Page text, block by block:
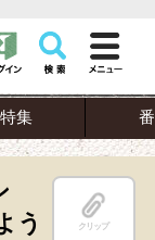
特集
う
クリップ